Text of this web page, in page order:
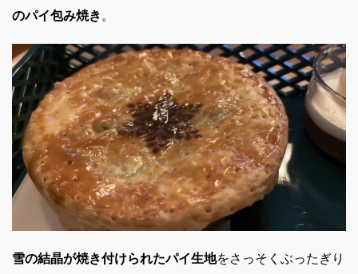
のパイ包み焼き 。
雪の結晶が焼き付けられたパイ生地をさっそくぶったぎり